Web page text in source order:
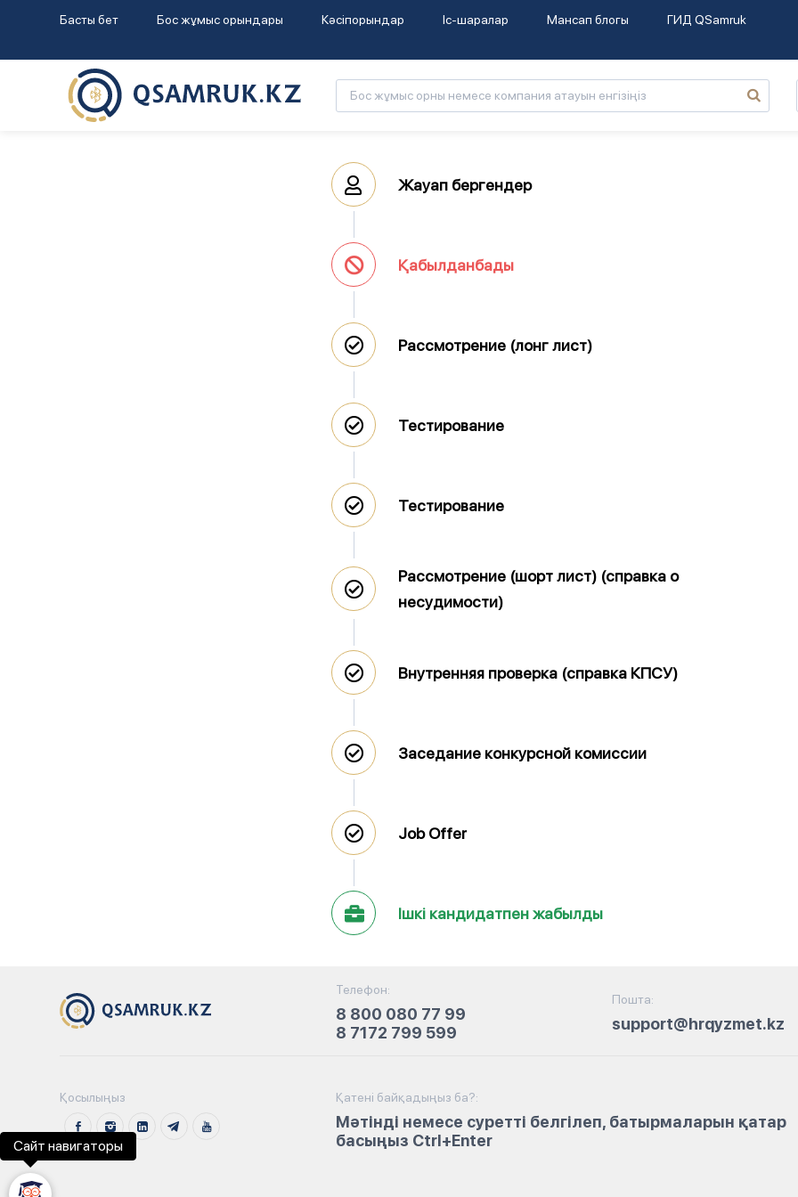
Басты бет Бос жұмыс орындары Кәсіпорындар Іс-шаралар Мансап блогы ГИД QSamruk
Жауап бергендер
Қабылданбады
Рассмотрение (лонг лист)
Тестирование
Тестирование
Рассмотрение (шорт лист) (справка о
несудимости)
Внутренняя проверка (справка КПСУ)
Заседание конкурсной комиссии
Job Offer
Ішкі кандидатпен жабылды
Телефон:
8 800 080 77 99
8 7172 799 599
Пошта:
support@hrqyzmet.kz
Қосылыңыз Қатені байқадыңыз ба?:
Мәтінді немесе суретті белгілеп, батырмаларын қатар
басыңыз Ctrl+Enter
Сайт навигаторы